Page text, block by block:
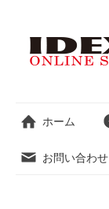
ホーム
お問い合わせ